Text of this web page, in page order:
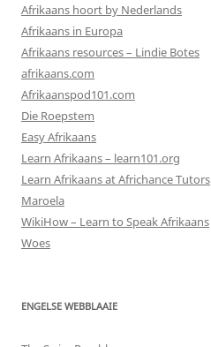
Afrikaans hoort by Nederlands
Afrikaans in Europa
Afrikaans resources – Lindie Botes
afrikaans.com
Afrikaanspod101.com
Die Roepstem
Easy Afrikaans
Learn Afrikaans – learn101.org
Learn Afrikaans at Africhance Tutors
Maroela
WikiHow – Learn to Speak Afrikaans
Woes
ENGELSE WEBBLAAIE